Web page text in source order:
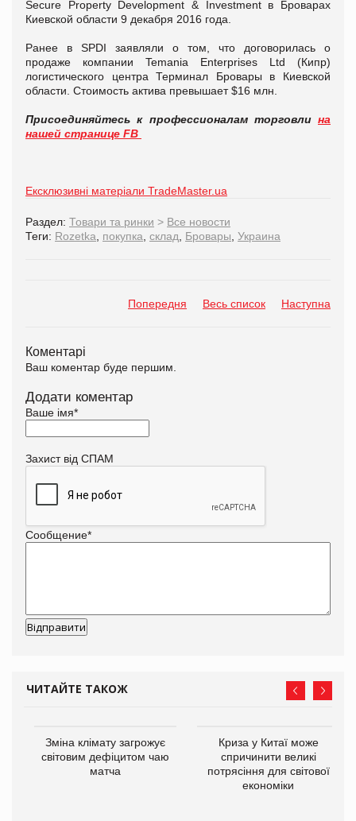
Secure Property Development & Investment в Броварах
Киевской области 9 декабря 2016 года.
Ранее в SPDI заявляли о том, что договорилась о
продаже компании Temania Enterprises Ltd (Кипр)
логистического центра Терминал Бровары в Киевской
области. Стоимость актива превышает $16 млн.
Присоединяйтесь к профессионалам торговли на
нашей странице FB
Ексклюзивні матеріали TradeMaster.ua
Раздел: Товари та ринки > Все новости
Теги: Rozetka покупка склад Бровары Украина
Попередня Весь список Наступна
Коментарі
Ваш коментар буде першим.
Додати коментар
Ваше імя*
Захист від СПАМ
Сообщение*
ЧИТАЙТЕ ТАКОЖ
Зміна клімату загрожує
світовим дефіцитом чаю
матча
Криза у Китаї може
спричинити великі
потрясіння для світової
економіки